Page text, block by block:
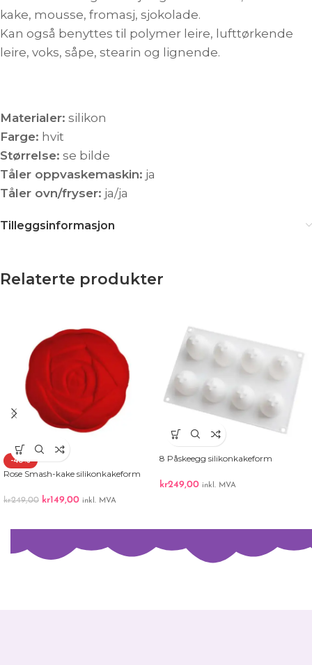
kake, mousse, fromasj, sjokolade.
Kan også benyttes til polymer leire, lufttørkende
leire, voks, såpe, stearin og lignende.
Materialer: silikon
Farge: hvit
Størrelse: se bilde
Tåler oppvaskemaskin: ja
Tåler ovn/fryser: ja/ja
Tilleggsinformasjon
Relaterte produkter
-40%
Rose Smash-kake silikonkakeform
kr249,00 kr149,00 inkl. MVA
8 Påskeegg silikonkakeform
kr249,00 inkl. MVA